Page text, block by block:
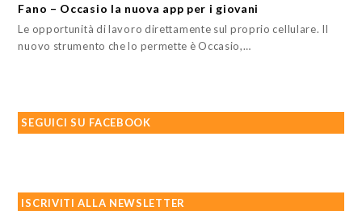
Fano – Occasio la nuova app per i giovani
Le opportunità di lavoro direttamente sul proprio cellulare. Il
nuovo strumento che lo permette è Occasio,…
SEGUICI SU FACEBOOK
ISCRIVITI ALLA NEWSLETTER